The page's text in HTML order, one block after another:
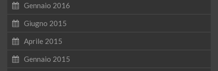
Gennaio 2016
Giugno 2015
Aprile 2015
Gennaio 2015